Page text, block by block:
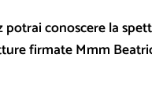
potrai conoscere la
firmate Mmm